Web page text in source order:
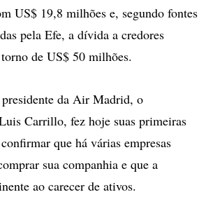
US$ 19,8 milhões e, segundo fontes
pela Efe, a dívida a credores
de US$ 50 milhões.
da Air Madrid, o
Carrillo, fez hoje suas primeiras
que há várias empresas
sua companhia e que a
ao carecer de ativos.